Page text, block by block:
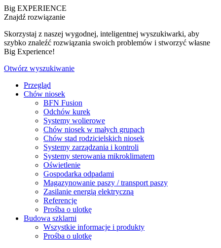
Big EXPERIENCE
Znajdź rozwiązanie
Skorzystaj z naszej wygodnej, inteligentnej wyszukiwarki, aby
szybko znaleźć rozwiązania swoich problemów i stworzyć własne
Big Experience!
Otwórz wyszukiwanie
Przegląd
Chów niosek
BFN Fusion
Odchów kurek
Systemy wolierowe
Chów niosek w małych grupach
Chów stad rodzicielskich niosek
Systemy zarządzania i kontroli
Systemy sterowania mikroklimatem
Oświetlenie
Gospodarka odpadami
Magazynowanie paszy / transport paszy
Zasilanie energią elektryczną
Referencje
Prośba o ulotkę
Budowa szklarni
Wszystkie informacje i produkty
Prośba o ulotkę